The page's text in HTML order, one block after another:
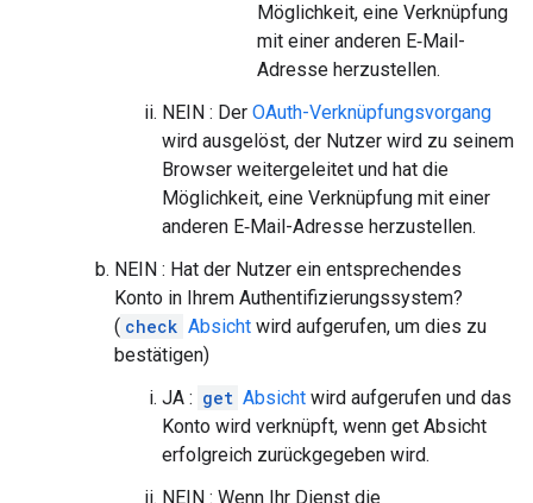
Möglichkeit, eine Verknüpfung
mit einer anderen E‑Mail-
Adresse herzustellen.
NEIN : Der OAuth-Verknüpfungsvorgang
wird ausgelöst, der Nutzer wird zu seinem
Browser weitergeleitet und hat die
Möglichkeit, eine Verknüpfung mit einer
anderen E‑Mail-Adresse herzustellen.
NEIN : Hat der Nutzer ein entsprechendes
Konto in Ihrem Authentifizierungssystem?
( check Absicht wird aufgerufen, um dies zu
bestätigen)
JA : get Absicht wird aufgerufen und das
Konto wird verknüpft, wenn get Absicht
erfolgreich zurückgegeben wird.
NEIN : Wenn Ihr Dienst die